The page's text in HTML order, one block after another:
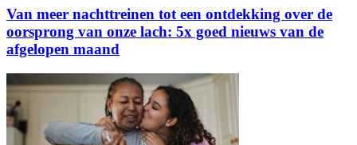
Van meer nachttreinen tot een ontdekking over de
oorsprong van onze lach: 5x goed nieuws van de
afgelopen maand